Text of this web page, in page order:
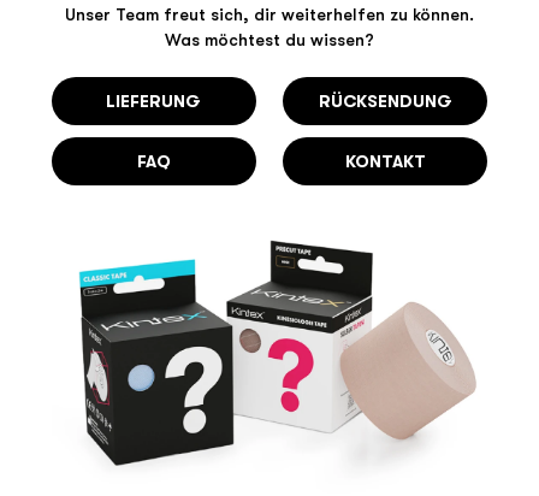
Unser Team freut sich, dir weiterhelfen zu können.
Was möchtest du wissen?
LIEFERUNG RÜCKSENDUNG
FAQ KONTAKT